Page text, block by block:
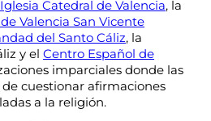
Catedral de Valencia, la
Valencia San Vicente
del Santo Cáliz, la
y el Centro Español de
imparciales donde las
cuestionar afirmaciones
a la religión.